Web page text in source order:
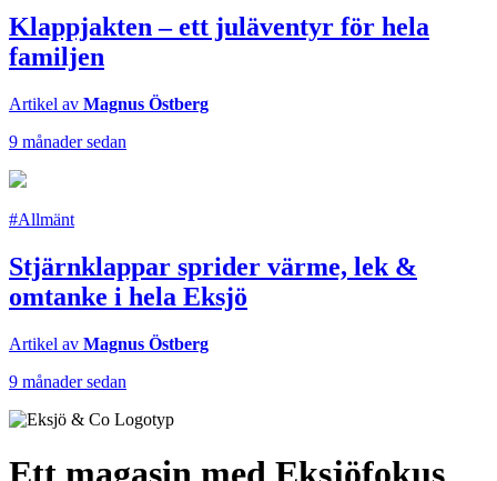
Klappjakten – ett juläventyr för hela
familjen
Artikel av Magnus Östberg
9 månader sedan
#Allmänt
Stjärnklappar sprider värme, lek &
omtanke i hela Eksjö
Artikel av Magnus Östberg
9 månader sedan